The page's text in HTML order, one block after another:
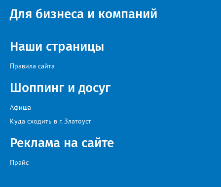
лидирует «Звезда» из Чебаркуля, в первую тройку также вошли
две челябинские команды – «Спартак» и «Метар».
Для бизнеса и компаний
Наши страницы
Правила сайта
Шоппинг и досуг
Афиша
Куда сходить в г. Златоуст
Реклама на сайте
Прайс